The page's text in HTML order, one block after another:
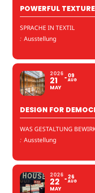
POWERFUL
SPRACHE IN TEXTIL
: Ausstellung
2026
21
MAY
09
AUG
DESIGN FOR
WAS GESTALTUNG
: Ausstellung
2026
22
MAY
26
AUG